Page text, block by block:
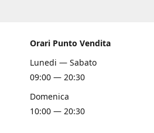
Orari Punto Vendita
Lunedi — Sabato
09:00 — 20:30
Domenica
10:00 — 20:30